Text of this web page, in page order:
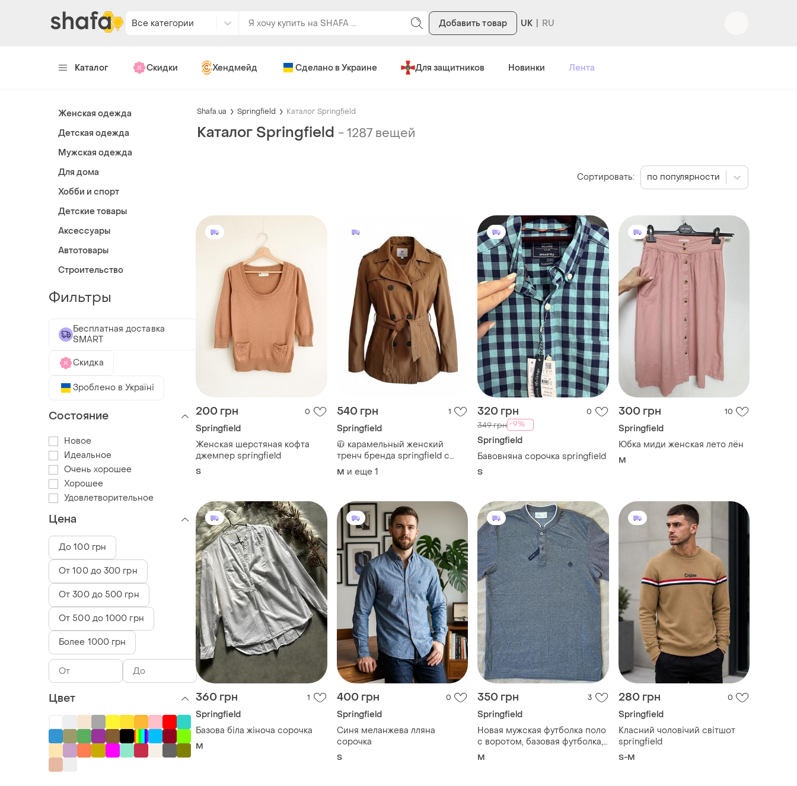
Все категории Добавить товар UK
Каталог Скидки Хендмейд Сделано в Украине Для защитников Новинки Лента
Shafa.ua Springfield Каталог Springfield
Каталог Springfield -1287 вещей
200 грн 0
Springfield
Женская шерстяная кофта
джемпер springfield
S
540 грн 1
Springfield
🧥 карамельный женский
тренч бренда springfield с
поясом и двубортным кроем
M и еще 1
320 грн 0
349 грн -9%
Springfield
Бавовняна сорочка springfield
S
300 грн 10
Springfield
Юбка миди женская лето лён
M
360 грн 1
Springfield
Базова біла жіноча сорочка
M
400 грн 0
Springfield
Синя меланжева лляна
сорочка
S
350 грн 3
Springfield
Новая мужская футболка поло
с воротом, базовая футболка,
поло размер м
M
280 грн 0
Springfield
Класний чоловічий світшот
springfield
S-M
Сортировать: по популярности
Женская одежда
Детская одежда
Мужская одежда
Для дома
Хобби и спорт
Детские товары
Аксессуары
Автотовары
Строительство
Фильтры
Бесплатная доставка
SMART
Скидка
Зроблено в Україні
Состояние
Новое
Идеальное
Очень хорошее
Хорошее
Удовлетворительное
Цена
До 100 грн
От 100 до 300 грн
От 300 до 500 грн
От 500 до 1000 грн
Более 1000 грн
Цвет